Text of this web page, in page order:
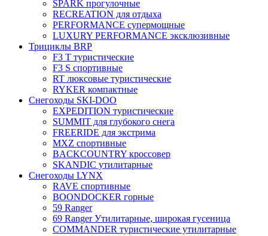
SPARK прогулочные
RECREATION для отдыха
PERFORMANCE супермощные
LUXURY PERFORMANCE эксклюзивные
Трициклы BRP
F3 T туристические
F3 S спортивные
RT люксовые туристические
RYKER компактные
Снегоходы SKI-DOO
EXPEDITION туристические
SUMMIT для глубокого снега
FREERIDE для экстрима
MXZ cпортивные
BACKCOUNTRY кроссовер
SKANDIC утилитарные
Снегоходы LYNX
RAVE спортивные
BOONDOCKER горные
59 Ranger
69 Ranger Утилитарные, широкая гусеница
COMMANDER туристические утилитарные